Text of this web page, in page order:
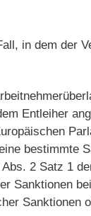
in dem der
Entleiher
bestimmte
2 Satz 1
Sanktionen
Sanktionen